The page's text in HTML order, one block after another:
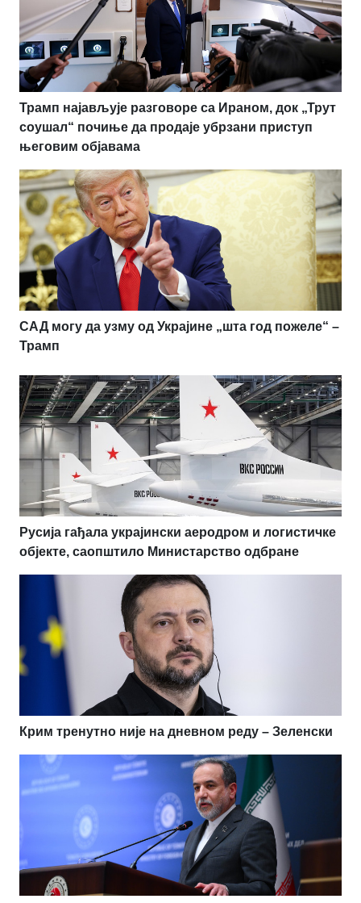
Трамп најављује разговоре са Ираном, док „Трут
соушал“ почиње да продаје убрзани приступ
његовим објавама
САД могу да узму од Украјине „шта год пожеле“ –
Трамп
Русија гађала украјински аеродром и логистичке
објекте, саопштило Министарство одбране
Крим тренутно није на дневном реду – Зеленски